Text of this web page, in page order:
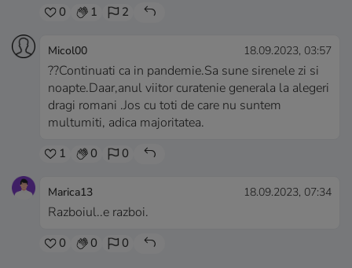
0 1 2
Micol00 18.09.2023, 03:57
??Continuati ca in pandemie.Sa sune sirenele zi si
noapte.Daar,anul viitor curatenie generala la alegeri
dragi romani .Jos cu toti de care nu suntem
multumiti, adica majoritatea.
1 0 0
Marica13 18.09.2023, 07:34
Razboiul..e razboi.
0 0 0